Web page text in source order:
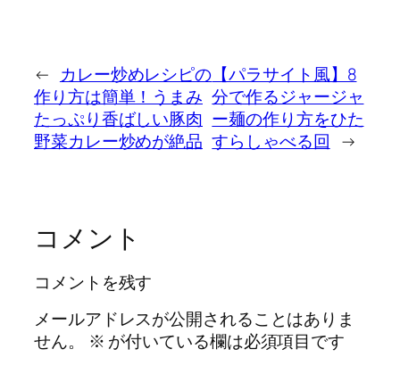
← カレー炒めレシピの
作り方は簡単！うまみ
たっぷり香ばしい豚肉
野菜カレー炒めが絶品
【パラサイト風】8
分で作るジャージャ
ー麺の作り方をひた
すらしゃべる回 →
コメント
コメントを残す
メールアドレスが公開されることはありま
せん。
※ が付いている欄は必須項目です